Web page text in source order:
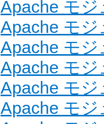
Apache モジ
Apache モジ
Apache モジ
Apache モジ
Apache モジ
Apache モジ